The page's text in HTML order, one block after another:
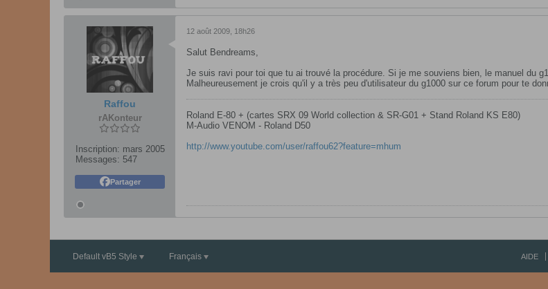
Raffou
rAKonteur
Inscription: mars 2005
Messages: 547
Partager
12 août 2009, 18h26
Salut Bendreams,
Je suis ravi pour toi que tu ai trouvé la procédure. Si je me souviens bien, le manuel du
Malheureusement je crois qu'il y a très peu d'utilisateur du g1000 sur ce forum pour te
Roland E-80 + (cartes SRX 09 World collection & SR-G01 + Stand Roland KS E80)
M-Audio VENOM - Roland D50
http://www.youtube.com/user/raffou62?feature=mhum
Default vB5 Style Français AIDE